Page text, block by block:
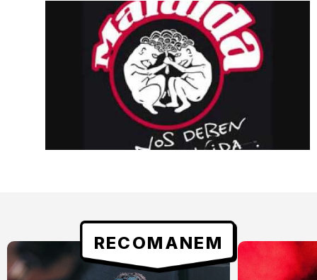
RECOMANEM